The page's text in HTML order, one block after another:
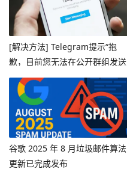
[解决方法] Telegram提示“抱
歉，目前您无法在公开群组发送
消息”
谷歌 2025 年 8 月垃圾邮件算法
更新已完成发布